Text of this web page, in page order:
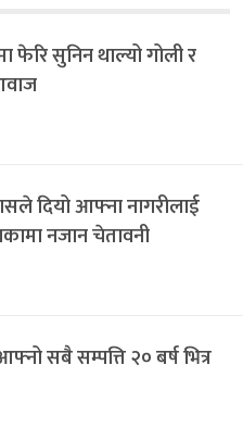
फेरि सुनिन थाल्यो गोली र
दियो आफ्ना नागरीलाई
नजान चेतावनी
सबै सम्पत्ति २० बर्ष भित्र